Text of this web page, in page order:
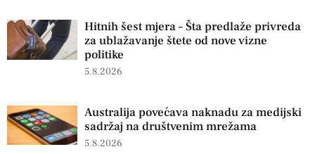
Hitnih šest mjera – Šta predlaže privreda
za ublažavanje štete od nove vizne
politike
5.8.2026
Australija povećava naknadu za medijski
sadržaj na društvenim mrežama
5.8.2026